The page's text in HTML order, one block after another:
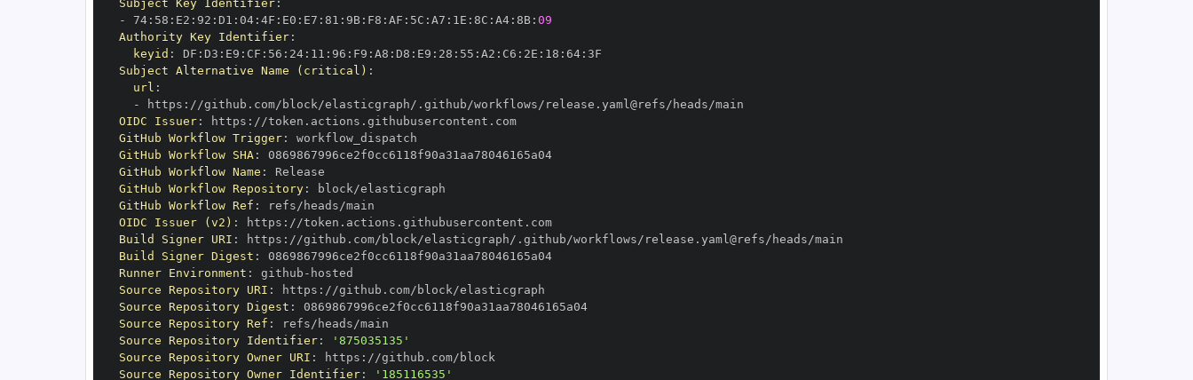
Subject Key Identifier:
-
74: 58 : E2 : 92 : D1 : 04: 4F : E0 : E7 : 81 : 9B: F8 : AF : 5C : A7 : 1E : 8C : A4: 8B: 09
Authority Key Identifier:
keyid : DF : D3 : E9 : CF : 56 : 24: 11 : 96 : F9 : A8 : D8 : E9 : 28 : 55 : A2 : C6 : 2E : 18 : 64:
Subject Alternative Name (critical) :
url :
-
https :
OIDC Issuer: https :
//token.actions.githubusercontent.com
GitHub Workflow Trigger:
GitHub Workflow SHA:
0869867996ce2f0cc6118f90a31aa78046165a04
GitHub Workflow Name :
GitHub Workflow Repository:
GitHub Workflow Ref :
OIDC Issuer (v2) : https :
//token.actions.githubusercontent.com
Build Signer URI : https :
Build Signer Digest :
0869867996ce2f0cc6118f90a31aa78046165a04
Runner Environment : github -
Source Repository URI : https :
Source Repository Digest :
0869867996ce2f0cc6118f90a31aa78046165a04
Source Repository Ref :
Source Repository Identifier:
'875035135'
Source Repository Owner URI : https :
Source Repository Owner Identifier: '185116535'